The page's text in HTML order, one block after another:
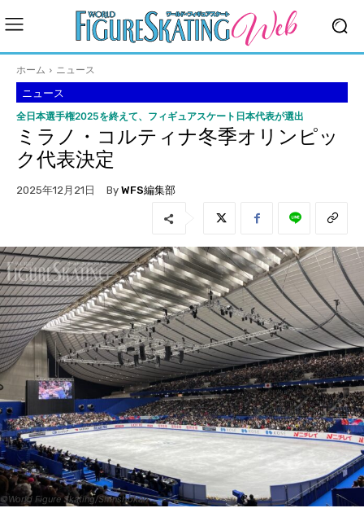
ホーム ニュース
ニュース
全日本選手権2025を終えて、フィギュアスケート日本代表が選出
ミラノ・コルティナ冬季オリンピッ
ク代表決定
2025年12月21日 By WFS編集部
©World Figure Skating/Shinshokan